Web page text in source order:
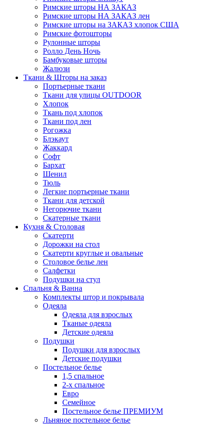
Римские шторы НА ЗАКАЗ
Римские шторы НА ЗАКАЗ лен
Римские шторы на ЗАКАЗ хлопок США
Римские фотошторы
Рулонные шторы
Ролло День Ночь
Бамбуковые шторы
Жалюзи
Ткани & Шторы на заказ
Портьерные ткани
Ткани для улицы OUTDOOR
Хлопок
Ткань под хлопок
Ткани под лен
Рогожка
Блэкаут
Жаккард
Софт
Бархат
Шенил
Тюль
Легкие портьерные ткани
Ткани для детской
Негорючие ткани
Скатерные ткани
Кухня & Столовая
Скатерти
Дорожки на стол
Скатерти круглые и овальные
Столовое белье лен
Салфетки
Подушки на стул
Спальня & Ванна
Комплекты штор и покрывала
Одеяла
Одеяла для взрослых
Тканые одеяла
Детские одеяла
Подушки
Подушки для взрослых
Детские подушки
Постельное белье
1,5 спальное
2-х спальное
Евро
Семейное
Постельное белье ПРЕМИУМ
Льняное постельное белье